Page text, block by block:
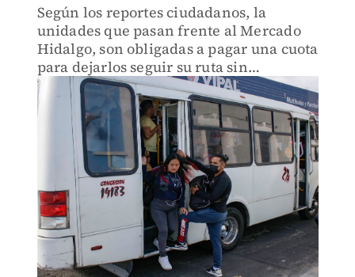
Según los reportes ciudadanos, la
unidades que pasan frente al Mercado
Hidalgo, son obligadas a pagar una cuota
para dejarlos seguir su ruta sin
complicaciones.